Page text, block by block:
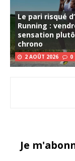
Le pari risqué
Running :
sensation
chrono
2 AOÛT 2026 0
Je